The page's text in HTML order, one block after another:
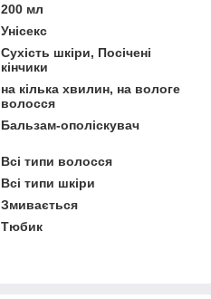
200 мл
Унісекс
Сухість шкіри, Посічені
кінчики
на кілька хвилин, на вологе
волосся
Бальзам-ополіскувач
Всі типи волосся
Всі типи шкіри
Змивається
Тюбик